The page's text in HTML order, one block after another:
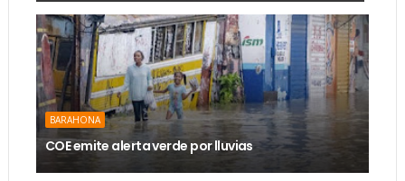
BARAHONA
COE emite alerta verde por lluvias